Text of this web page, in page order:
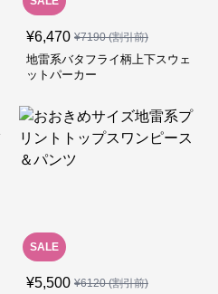
¥6,470 ¥7190(割引前)
地雷系バタフライ柄上下スウェ
ットパーカー
SALE
¥5,500 ¥6120(割引前)